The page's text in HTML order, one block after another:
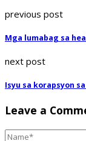
previous post
Mga lumabag sa
next post
Isyu sa korapsyon
Leave a